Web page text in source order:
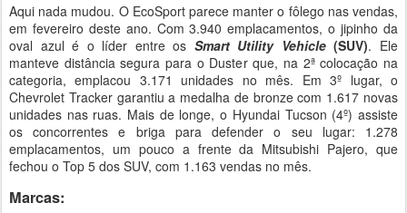
Aqui nada mudou. O EcoSport parece manter o fôlego nas vendas,
em fevereiro deste ano. Com 3.940 emplacamentos, o jipinho da
oval azul é o líder entre os Smart Utility Vehicle(SUV). Ele
manteve distância segura para o Duster que, na 2ª colocação na
categoria, emplacou 3.171 unidades no mês. Em 3º lugar, o
Chevrolet Tracker garantiu a medalha de bronze com 1.617 novas
unidades nas ruas. Mais de longe, o Hyundai Tucson (4º) assiste
os concorrentes e briga para defender o seu lugar: 1.278
emplacamentos, um pouco a frente da Mitsubishi Pajero, que
fechou o Top 5 dos SUV, com 1.163 vendas no mês.
Marcas: